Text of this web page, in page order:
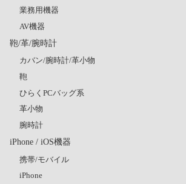
業務用機器
AV機器
鞄/革/腕時計
カバン/腕時計/革小物
鞄
ひらくPCバッグ系
革小物
腕時計
iPhone / iOS機器
携帯/モバイル
iPhone